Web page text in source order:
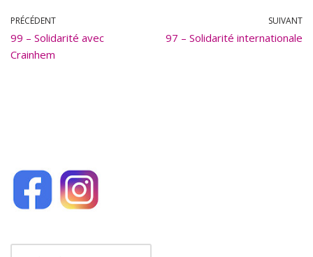
b
o
o
PRÉCÉDENT
99 – Solidarité avec
Crainhem
SUIVANT
97 – Solidarité internationale